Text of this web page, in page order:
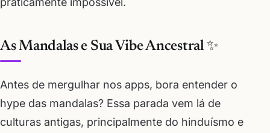
As Mandalas e Sua Vibe Ancestral ✨
Antes de mergulhar nos apps, bora entender o
hype das mandalas? Essa parada vem lá de
culturas antigas, principalmente do hinduísmo e